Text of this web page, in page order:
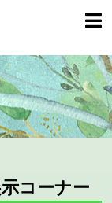
コーナー